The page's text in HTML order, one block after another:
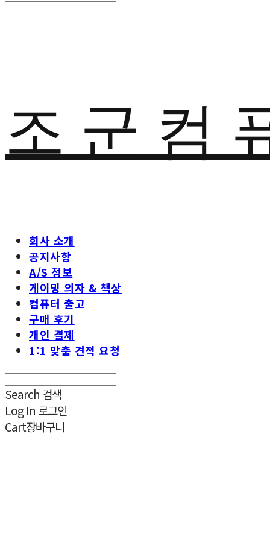
조 군 컴
회사 소개
공지사항
A/S 정보
게이밍 의자 & 책상
컴퓨터 출고
구매 후기
개인 결제
1:1 맞춤 견적 요청
Search 검색
Log In 로그인
Cart장바구니